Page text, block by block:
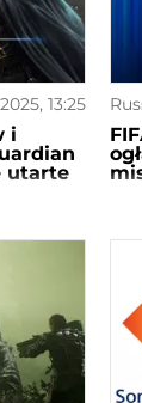
13:25
i
utarte